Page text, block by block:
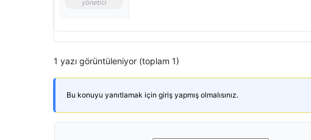
yönetici
1 yazı görüntüleniyor (toplam 1)
Bu konuyu yanıtlamak için giriş yapmış olmalısınız.